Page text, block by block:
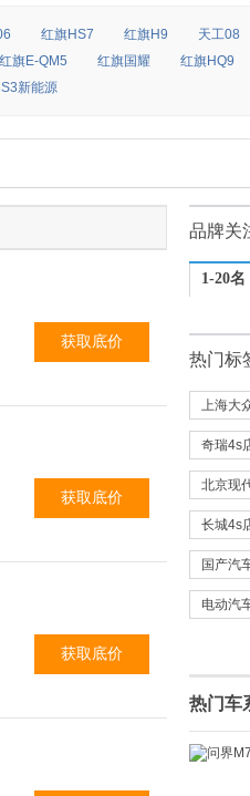
红旗HS7 红旗H9 天工08
红旗E-QM5 红旗国耀 红旗HQ9
新能源
获取底价
获取底价
获取底价
品牌关
1-20名
热门标
上海大
奇瑞4s
北京现
长城4s
国产汽
电动汽
热门车